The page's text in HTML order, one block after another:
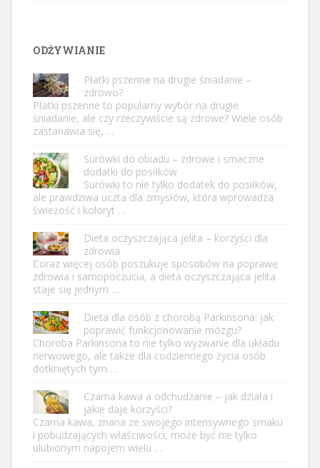
ODŻYWIANIE
Płatki pszenne na drugie śniadanie –
zdrowo?
Płatki pszenne to popularny wybór na drugie
śniadanie, ale czy rzeczywiście są zdrowe? Wiele osób
zastanawia się, …
Surówki do obiadu – zdrowe i smaczne
dodatki do posiłków
Surówki to nie tylko dodatek do posiłków,
ale prawdziwa uczta dla zmysłów, która wprowadza
świeżość i koloryt …
Dieta oczyszczająca jelita – korzyści dla
zdrowia
Coraz więcej osób poszukuje sposobów na poprawę
zdrowia i samopoczucia, a dieta oczyszczająca jelita
staje się jednym …
Dieta dla osób z chorobą Parkinsona: jak
poprawić funkcjonowanie mózgu?
Choroba Parkinsona to nie tylko wyzwanie dla układu
nerwowego, ale także dla codziennego życia osób
dotkniętych tym …
Czarna kawa a odchudzanie – jak działa i
jakie daje korzyści?
Czarna kawa, znana ze swojego intensywnego smaku
i pobudzających właściwości, może być nie tylko
ulubionym napojem wielu …